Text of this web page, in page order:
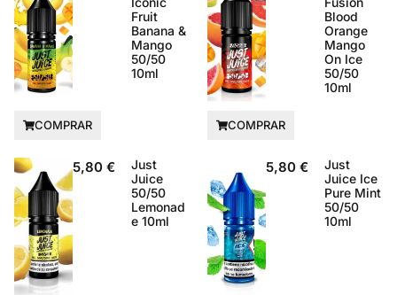
Fruit
Banana &
Mango
50/50
10ml
COMPRAR
Blood
Orange
Mango
On Ice
50/50
10ml
COMPRAR
5,80 €
Just
Juice
50/50
Lemonad
e 10ml
5,80 €
Just
Juice Ice
Pure Mint
50/50
10ml